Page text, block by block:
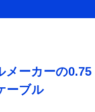
メーカーの
ーブル